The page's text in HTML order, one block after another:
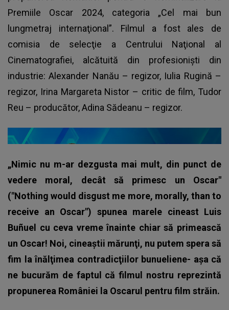
Premiile Oscar 2024, categoria „Cel mai bun
lungmetraj internaţional”. Filmul a fost ales de
comisia de selecţie a Centrului Naţional al
Cinematografiei, alcătuită din profesionişti din
industrie: Alexander Nanău – regizor, Iulia Rugină –
regizor, Irina Margareta Nistor – critic de film, Tudor
Reu – producător, Adina Sădeanu – regizor.
„Nimic nu m-ar dezgusta mai mult, din punct de
vedere moral, decât să primesc un Oscar"
("Nothing would disgust me more, morally, than to
receive an Oscar") spunea marele cineast Luis
Buñuel cu ceva vreme înainte chiar să primească
un Oscar! Noi, cineaştii mărunţi, nu putem spera să
fim la înălţimea contradicţiilor bunueliene- aşa că
ne bucurăm de faptul că filmul nostru reprezintă
propunerea României la Oscarul pentru film străin.